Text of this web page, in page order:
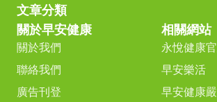
文章分類
關於早安健康
關於我們
聯絡我們
廣告刊登
相關網站
永悅健康
早安樂活
早安健康